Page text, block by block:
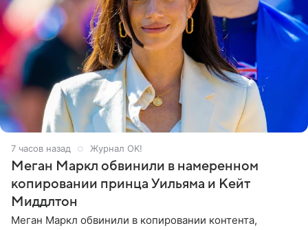
7 часов назад Журнал OK!
Меган Маркл обвинили в намеренном
копировании принца Уильяма и Кейт
Миддлтон
Меган Маркл обвинили в копировании контента,